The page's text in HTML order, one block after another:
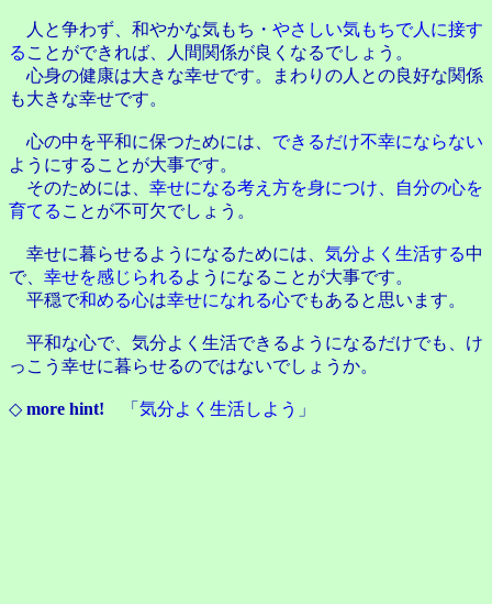
人と争わず、和やかな気もち・ やさしい気もちで人に接す
る ことができれば、人間関係が良くなるでしょう。
心身の健康は大きな幸せです。まわりの人との良好な関係
も大きな幸せです。
心の中を平和に保つためには、 できるだけ不幸にならない
ようにすることが大事です。
そのためには、 幸せになる考え方を身につけ
自分の心を
育てる ことが不可欠でしょう。
幸せに暮らせるようになるためには、 気分よく生活する中
で、 幸せを感じられる ようになることが大事です。
平穏で和める心は幸せになれる心でもあると思います。
平和な心で、気分よく生活できるようになるだけでも、け
っこう幸せに暮らせるのではないでしょうか。
◇ more hint! 「 気分よく生活しよう 」